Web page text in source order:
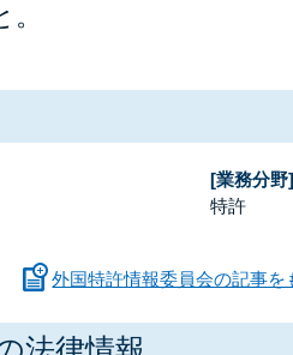
[業務分野]
特許
外国特許情報委員会の記事を